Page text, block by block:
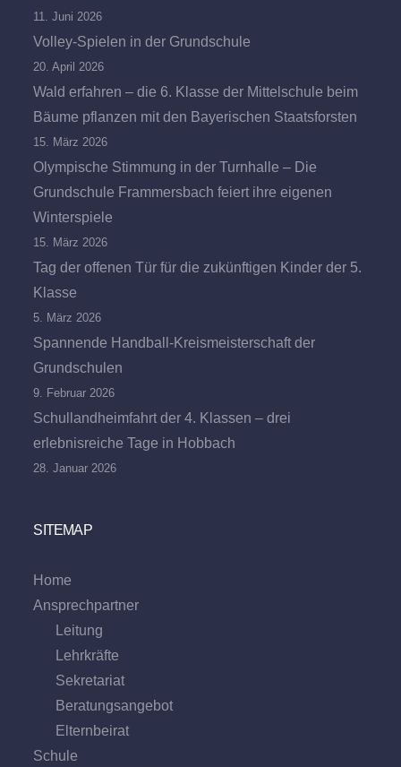
11. Juni 2026
Volley-Spielen in der Grundschule
20. April 2026
Wald erfahren – die 6. Klasse der Mittelschule beim
Bäume pflanzen mit den Bayerischen Staatsforsten
15. März 2026
Olympische Stimmung in der Turnhalle – Die
Grundschule Frammersbach feiert ihre eigenen
Winterspiele
15. März 2026
Tag der offenen Tür für die zukünftigen Kinder der 5.
Klasse
5. März 2026
Spannende Handball-Kreismeisterschaft der
Grundschulen
9. Februar 2026
Schullandheimfahrt der 4. Klassen – drei
erlebnisreiche Tage in Hobbach
28. Januar 2026
SITEMAP
Home
Ansprechpartner
Leitung
Lehrkräfte
Sekretariat
Beratungs­angebot
Eltern­beirat
Schule